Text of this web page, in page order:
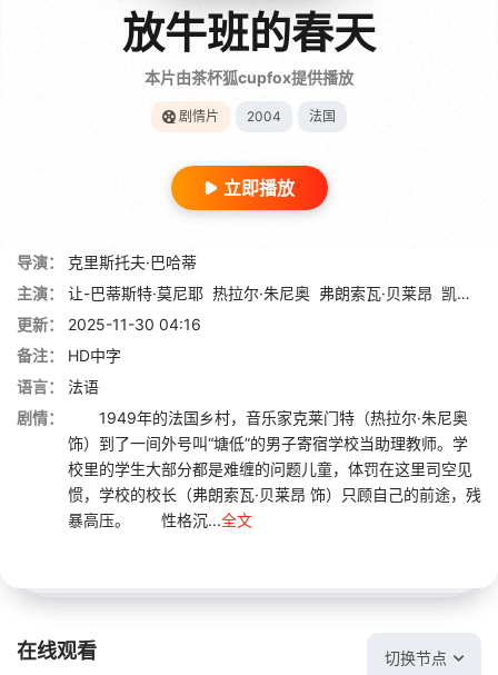
放牛班的春天
本片由茶杯狐cupfox提供播放
剧情片 2004 法国
立即播放
导演：
克里斯托夫·巴哈蒂
主演：
让-巴蒂斯特·莫尼耶 热拉尔·朱尼奥 弗朗索瓦·贝莱昂 凯德·麦拉德
更新：
2025-11-30 04:16
备注：
HD中字
语言：
法语
剧情：
1949年的法国乡村，音乐家克莱门特（热拉尔·朱尼奥
饰）到了一间外号叫“塘低”的男子寄宿学校当助理教师。学
校里的学生大部分都是难缠的问题儿童，体罚在这里司空见
惯，学校的校长（弗朗索瓦·贝莱昂 饰）只顾自己的前途，残
暴高压。 性格沉...全文
在线观看 切换节点